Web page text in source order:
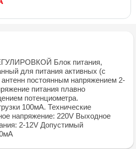
Блок питания,
для питания активных (с
постоянным напряжением 2-
питания плавно
потенциометра.
100мА. Технические
напряжение: 220V Выходное
2-12V Допустимый